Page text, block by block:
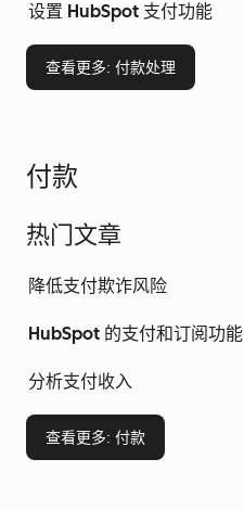
设置 HubSpot 支付功能
查看更多: 付款处理
付款
热门文章
降低支付欺诈风险
HubSpot 的支付和订阅功能
分析支付收入
查看更多: 付款